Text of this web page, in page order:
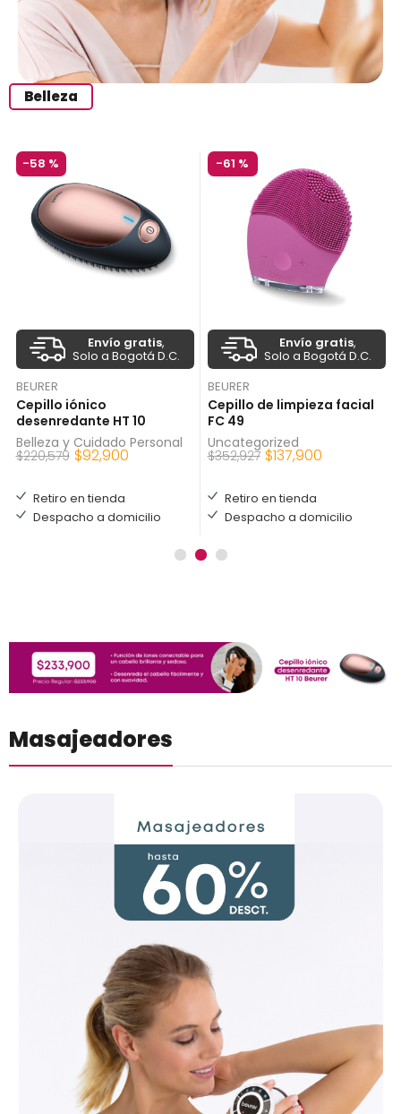
Belleza
-58 %
Envío gratis,
Solo a Bogotá D.C.
BEURER
Cepillo iónico
desenredante HT 10
Belleza y Cuidado Personal
$220,579 $92,900
Retiro en tienda
Despacho a domicilio
-61 %
Envío gratis,
Solo a Bogotá D.C.
BEURER
Cepillo de limpieza facial
FC 49
Uncategorized
$352,927 $137,900
Retiro en tienda
Despacho a domicilio
Masajeadores